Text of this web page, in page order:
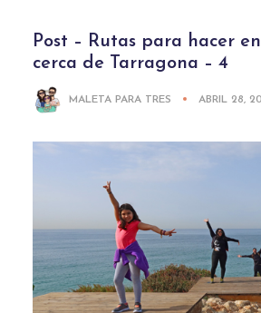
Post – Rutas para hacer
cerca de Tarragona – 4
MALETA PARA TRES ABRIL 28,